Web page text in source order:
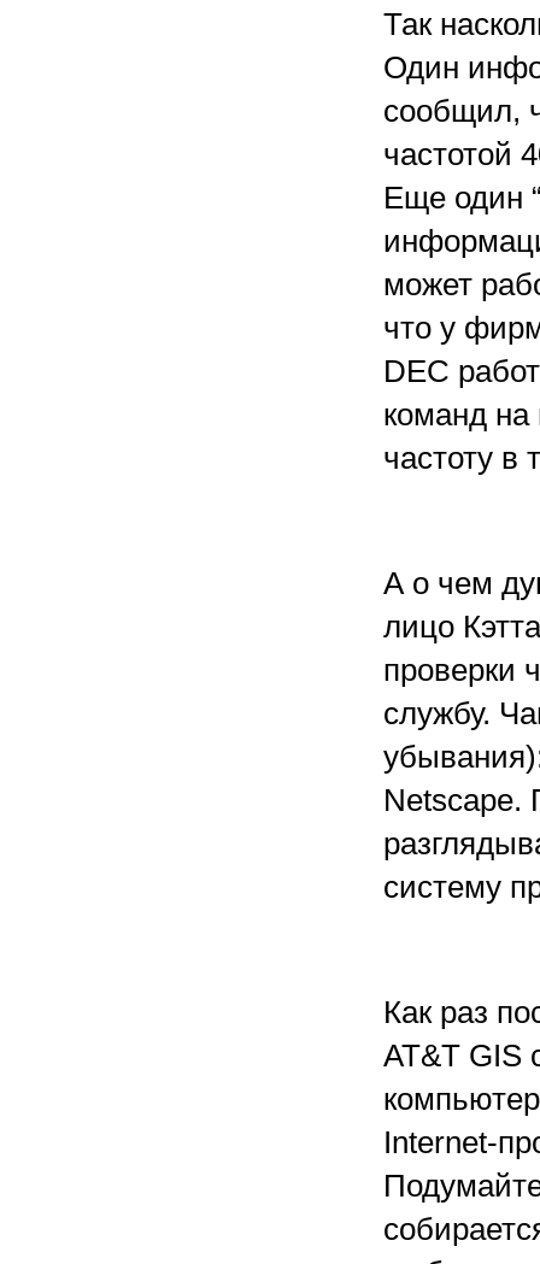
Так
Один
сообщил,
частотой
Еще один
может
что у
DEC
команд на
частоту в
А о чем
лицо
проверки
службу.
Netscape.
систему
Как раз
AT&T GIS
Internet-